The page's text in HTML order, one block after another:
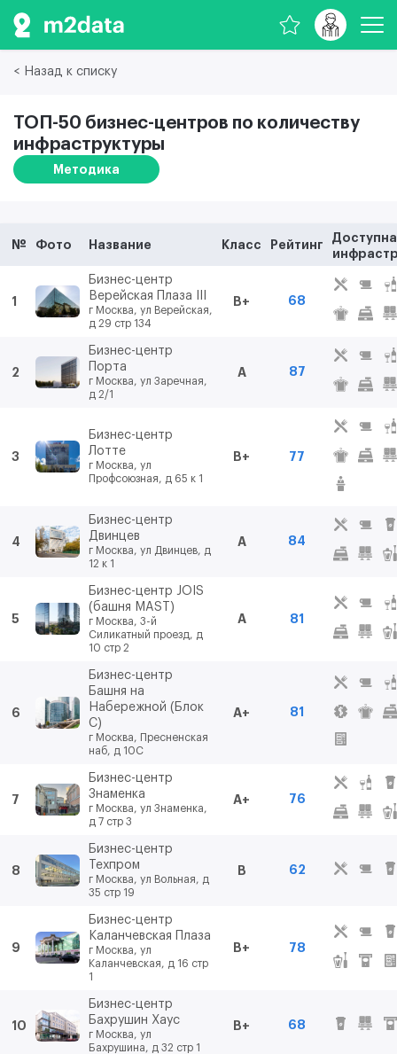
< Назад к списку
ТОП-50 бизнес-центров по количеству
инфраструктуры
Методика
№ Фото Название Класс Рейтинг
1
Бизнес-центр
Верейская Плаза III
г Москва, ул Верейская,
д 29 стр 134
B+ 68
2
Бизнес-центр
Порта
г Москва, ул Заречная,
д 2/1
A 87
3
Бизнес-центр
Лотте
г Москва, ул
Профсоюзная, д 65 к 1
B+ 77
4
Бизнес-центр
Двинцев
г Москва, ул Двинцев, д
12 к 1
A 84
5
Бизнес-центр JOIS
(башня MAST)
г Москва, 3-й
Силикатный проезд, д
10 стр 2
A 81
6
Бизнес-центр
Башня на
Набережной (Блок
С)
г Москва, Пресненская
наб, д 10С
A+ 81
7
Бизнес-центр
Знаменка
г Москва, ул Знаменка,
д 7 стр 3
A+ 76
8
Бизнес-центр
Техпром
г Москва, ул Вольная, д
35 стр 19
B 62
9
Бизнес-центр
Каланчевская Плаза
г Москва, ул
Каланчевская, д 16 стр
1
B+ 78
10
Бизнес-центр
Бахрушин Хаус
г Москва, ул
Бахрушина, д 32 стр 1
B+ 68